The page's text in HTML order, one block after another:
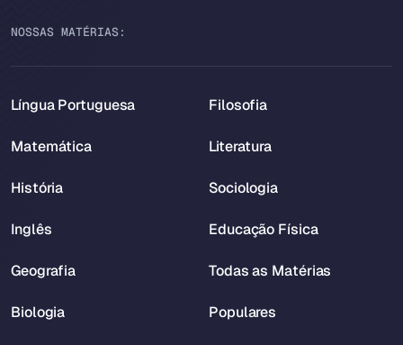
NOSSAS MATÉRIAS:
Língua Portuguesa
Matemática
História
Inglês
Geografia
Biologia
Filosofia
Literatura
Sociologia
Educação Física
Todas as Matérias
Populares